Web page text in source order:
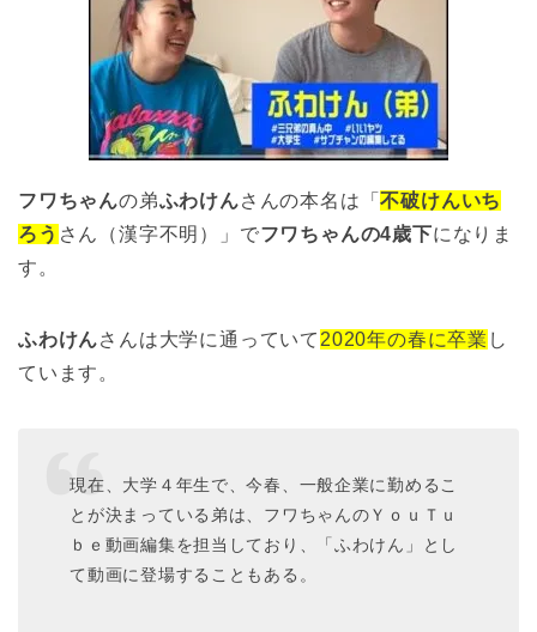
フワちゃんの弟ふわけんさんの本名は「不破けんいち
ろう さん（漢字不明）」でフワちゃんの4歳下 になりま
す。
ふわけんさんは大学に通っていて2020年の春に卒業 し
ています。
現在、大学４年生で、今春、一般企業に勤めるこ
とが決まっている弟は、フワちゃんのＹｏｕＴｕ
ｂｅ動画編集を担当しており、「ふわけん」とし
て動画に登場することもある。